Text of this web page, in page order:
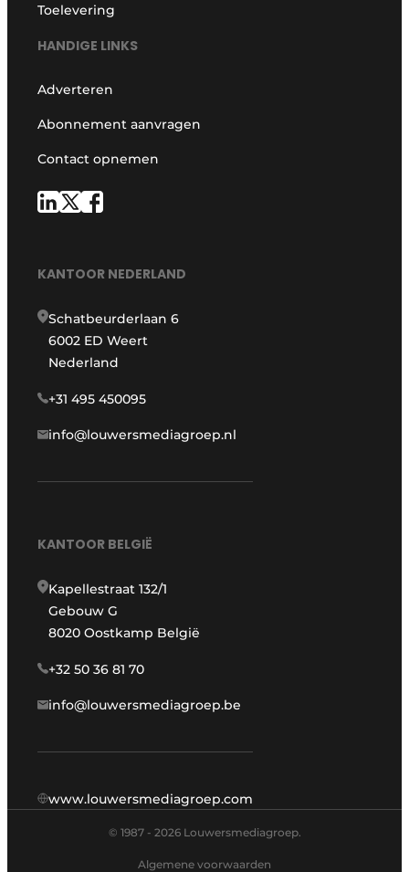
Toelevering
HANDIGE LINKS
Adverteren
Abonnement aanvragen
Contact opnemen
KANTOOR NEDERLAND
Schatbeurderlaan 6
6002 ED Weert
Nederland
+31 495 450095
info@louwersmediagroep.nl
KANTOOR BELGIË
Kapellestraat 132/1
Gebouw G
8020 Oostkamp België
+32 50 36 81 70
info@louwersmediagroep.be
www.louwersmediagroep.com
© 1987 - 2026 Louwersmediagroep.
Algemene voorwaarden